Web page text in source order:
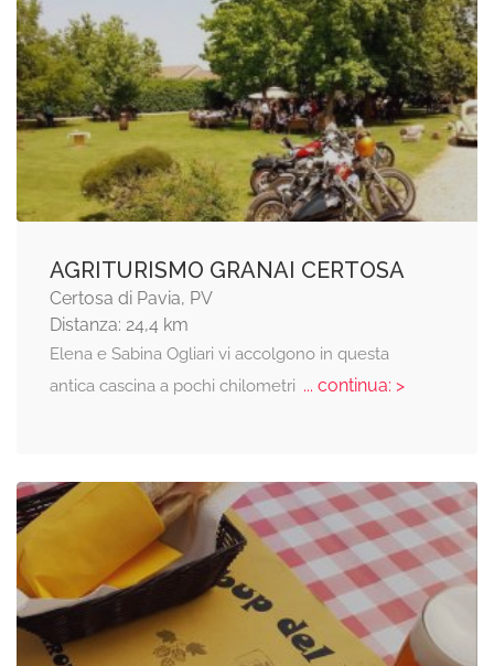
AGRITURISMO GRANAI CERTOSA
Certosa di Pavia, PV
Distanza: 24,4 km
Elena e Sabina Ogliari vi accolgono in questa
antica cascina a pochi chilometri ... continua: >